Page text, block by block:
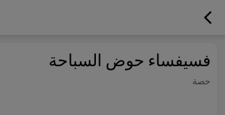
فسيفساء حوض السباحة
حصة